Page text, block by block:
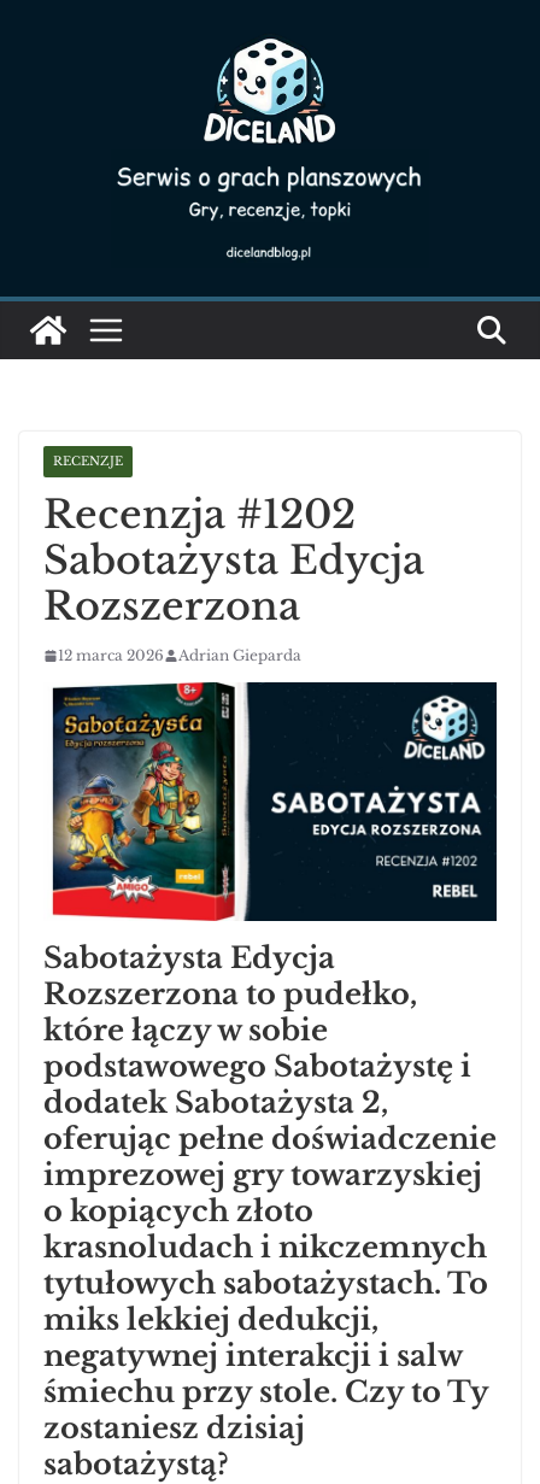
RECENZJE
Recenzja #1202
Sabotażysta Edycja
Rozszerzona
12 marca 2026 Adrian Gieparda
Sabotażysta Edycja
Rozszerzona to pudełko,
które łączy w sobie
podstawowego Sabotażystę i
dodatek Sabotażysta 2,
oferując pełne doświadczenie
imprezowej gry towarzyskiej
o kopiących złoto
krasnoludach i nikczemnych
tytułowych sabotażystach. To
miks lekkiej dedukcji,
negatywnej interakcji i salw
śmiechu przy stole. Czy to Ty
zostaniesz dzisiaj
sabotażystą?